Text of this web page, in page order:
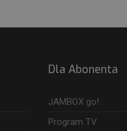
Dla Abonenta
JAMBOX go!
Program TV